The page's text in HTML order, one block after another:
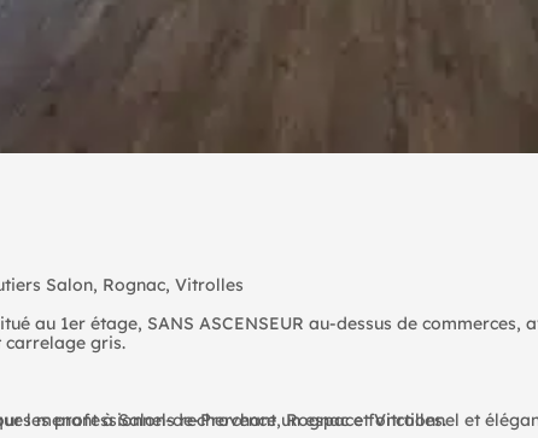
Salon, Rognac, Vitrolles
au 1er étage, SANS ASCENSEUR au-dessus de commerces,
carrelage gris.
menant à Salon-de-Provence, Rognac et Vitrolles.
professionnels recherchant un espace fonctionnel et